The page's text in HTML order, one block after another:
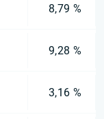
8,79 %
9,28 %
3,16 %